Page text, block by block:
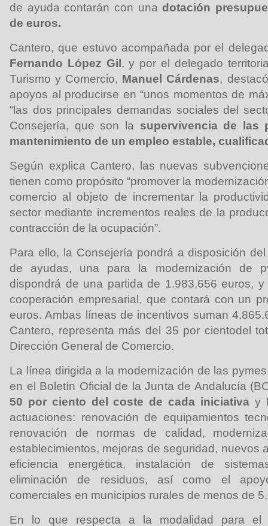
de ayuda contarán con unadotación
de euros.
Cantero, que estuvo acompañada por el
Fernando López Gil, y por el delegado
Turismo y Comercio, Manuel Cárdenas,
apoyos al producirse en “unos momentos de
“las dos principales demandas sociales del
Consejería, que son la supervivencia de las
mantenimiento de un empleo estable,
Según explica Cantero, las nuevas
tienen como propósito “promover la
comercio al objeto de incrementar la
sector mediante incrementos reales de la
contracción de la ocupación”.
Para ello, la Consejería pondrá a disposición
de ayudas, una para la modernización de
dispondrá de una partida de 1.983.656 euros,
cooperación empresarial, que contará con un
euros. Ambas líneas de incentivos suman
Cantero, representa más del 35 por cientodel
Dirección General de Comercio.
La línea dirigida a la modernización de las
en el Boletín Oficial de la Junta de Andalucía
50 por ciento del coste de cada iniciativay
actuaciones: renovación de equipamientos
renovación de normas de calidad,
establecimientos, mejoras de seguridad, nuevos
eficiencia energética, instalación de
eliminación de residuos, así como el
comerciales en municipios rurales de menos de
En lo que respecta a la modalidad para el